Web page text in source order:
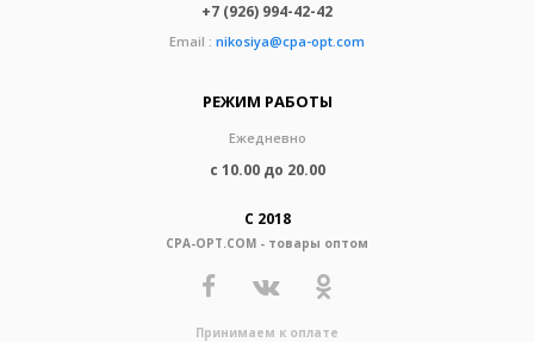
+7 (926) 994-42-42
Email : nikosiya@cpa-opt.com
РЕЖИМ РАБОТЫ
Ежедневно
с 10.00 до 20.00
С 2018
CPA-OPT.COM - товары оптом
Принимаем к оплате